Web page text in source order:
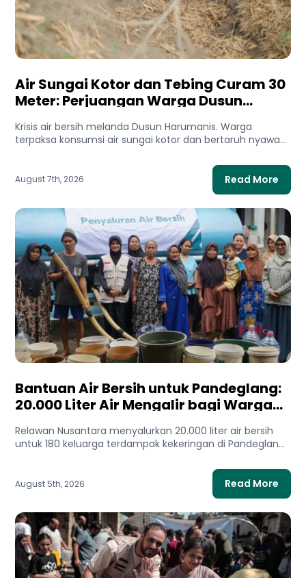
Air Sungai Kotor dan Tebing Curam 30
Meter: Perjuangan Warga Dusun
Krisis air bersih melanda Dusun Harumanis. Warga
terpaksa konsumsi air sungai kotor dan bertaruh nyawa
August 7th, 2026 Read More
Bantuan Air Bersih untuk Pandeglang:
20.000 Liter Air Mengalir bagi Warga
Relawan Nusantara menyalurkan 20.000 liter air bersih
untuk 180 keluarga terdampak kekeringan di Pandeglang,
August 5th, 2026 Read More